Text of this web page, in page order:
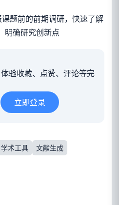
题前的前期调研，快速了解
明确研究创新点
验收藏、点赞、评论等完
立即登录
学术工具 文献生成